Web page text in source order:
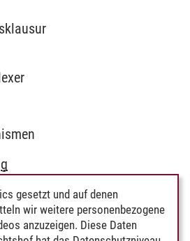
gesetzt und auf denen
wir weitere personenbezogene
anzuzeigen. Diese Daten